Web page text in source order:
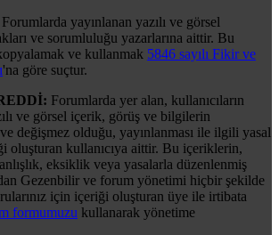
Forumlarda yayınlanan yazılı ve görsel
ve sorumluluğu yazarlarına aittir. Bu
ve kullanmak 5846 sayılı Fikir ve
'na göre suçtur.
Forumlarda yer alan, kullanıcıların
ve görsel içerik, görüş ve bilgilerin
değişmez olduğu, yayınlanması ile ilgili yasal
oluşturan kullanıcıya aittir. Bu içeriklerin,
eksiklik veya yasalarla düzenlenmiş
Gezenbilir ve forum yönetimi hiçbir şekilde
için içeriği oluşturan üye ile irtibata
formumuzu kullanarak yönetime